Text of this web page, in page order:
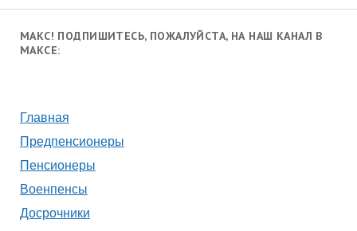
МАКС! ПОДПИШИТЕСЬ, ПОЖАЛУЙСТА, НА НАШ КАНАЛ В
МАКСЕ:
Главная
Предпенсионеры
Пенсионеры
Военпенсы
Досрочники